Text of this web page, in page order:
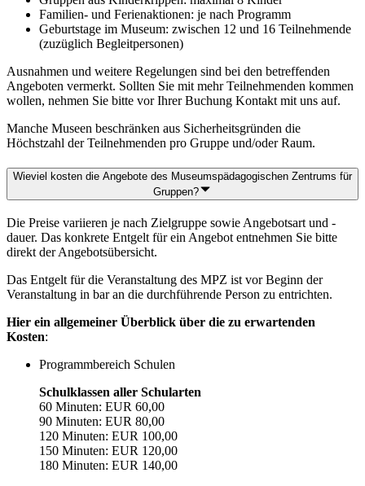
Familien- und Ferienaktionen: je nach Programm
Geburtstage im Museum: zwischen 12 und 16 Teilnehmende
(zuzüglich Begleitpersonen)
Ausnahmen und weitere Regelungen sind bei den betreffenden
Angeboten vermerkt. Sollten Sie mit mehr Teilnehmenden kommen
wollen, nehmen Sie bitte vor Ihrer Buchung Kontakt mit uns auf.
Manche Museen beschränken aus Sicherheitsgründen die
Höchstzahl der Teilnehmenden pro Gruppe und/oder Raum.
Wieviel kosten die Angebote des Museumspädagogischen Zentrums für
Gruppen?
Die Preise variieren je nach Zielgruppe sowie Angebotsart und -
dauer. Das konkrete Entgelt für ein Angebot entnehmen Sie bitte
direkt der Angebotsübersicht.
Das Entgelt für die Veranstaltung des MPZ ist vor Beginn der
Veranstaltung in bar an die durchführende Person zu entrichten.
Hier ein allgemeiner Überblick über die zu erwartenden
Kosten:
Programmbereich Schulen
Schulklassen aller Schularten
60 Minuten: EUR 60,00
90 Minuten: EUR 80,00
120 Minuten: EUR 100,00
150 Minuten: EUR 120,00
180 Minuten: EUR 140,00